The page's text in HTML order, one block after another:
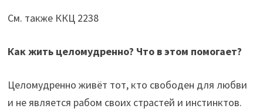
См. также ККЦ 2238
Как жить целомудренно? Что в этом помогает?
Целомудренно живёт тот, кто свободен для любви
и не является рабом своих страстей и инстинктов.